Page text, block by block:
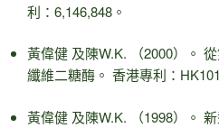
利：6,146,848。
黃偉健 及陳W.K. （2000）。
纖維二糖酶。 香港專利：
黃偉健 及陳W.K. （1998）。